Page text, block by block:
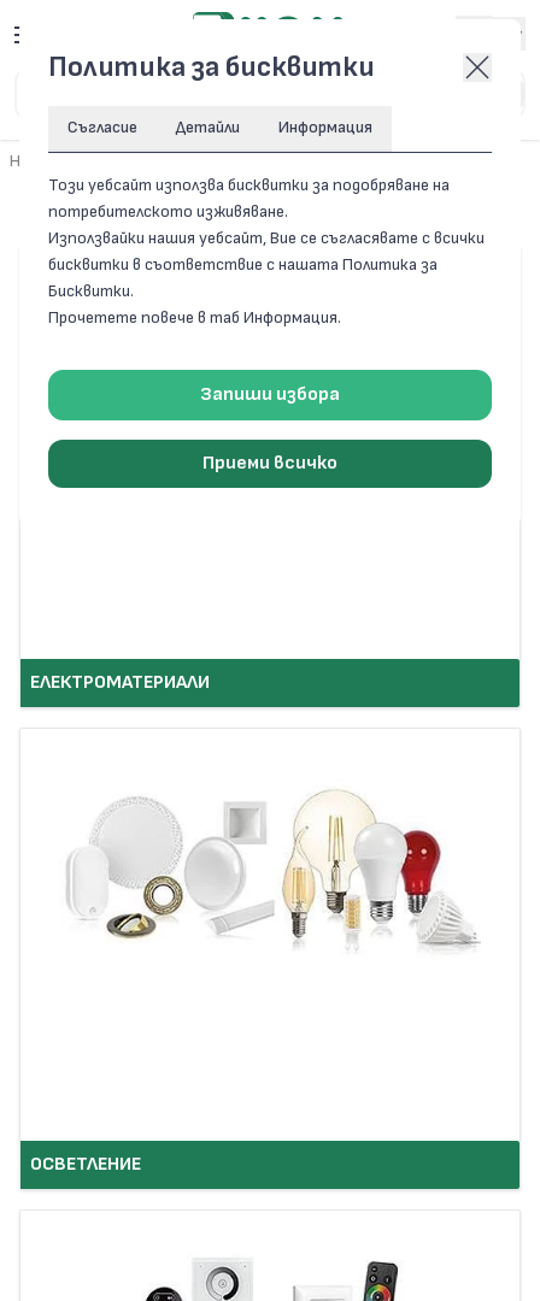
Начало
Електроматериали и осветление
ЕЛЕКТРОМАТЕРИАЛИ
ОСВЕТЛЕНИЕ
Политика за бисквитки
Съгласие Детайли Информация
Този уебсайт използва бисквитки за подобряване на
потребителското изживяване.
Използвайки нашия уебсайт, Вие се съгласявате с всички
бисквитки в съответствие с нашата Политика за
Бисквитки.
Прочетете повече в таб Информация.
Запиши избора
Приеми всичко